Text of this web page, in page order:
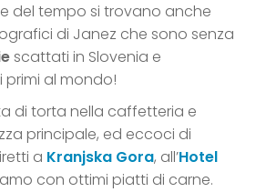
del tempo si trovano anche
di Janez che sono senza
scattati in Slovenia e
al mondo!
di torta nella caffetteria e
principale, ed eccoci di
a Kranjska Gora, all’Hotel
con ottimi piatti di carne.